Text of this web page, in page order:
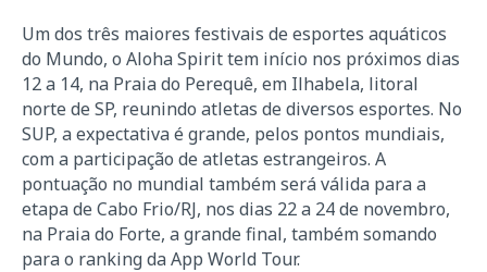
Um dos três maiores festivais de esportes aquáticos
do Mundo, o Aloha Spirit tem início nos próximos dias
12 a 14, na Praia do Perequê, em Ilhabela, litoral
norte de SP, reunindo atletas de diversos esportes. No
SUP, a expectativa é grande, pelos pontos mundiais,
com a participação de atletas estrangeiros. A
pontuação no mundial também será válida para a
etapa de Cabo Frio/RJ, nos dias 22 a 24 de novembro,
na Praia do Forte, a grande final, também somando
para o ranking da App World Tour.